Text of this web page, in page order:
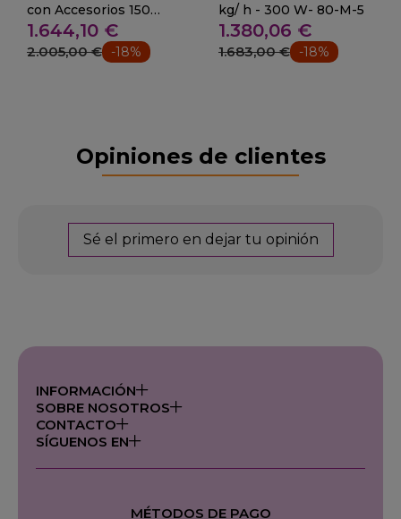
con Accesorios 150
kg/h 550 W.
1.644,10 €
2.005,00 € -18%
kg/ h - 300 W- 80-M-5
1.380,06 €
1.683,00 € -18%
Opiniones de clientes
Sé el primero en dejar tu opinión
INFORMACIÓN
SOBRE NOSOTROS
CONTACTO
SÍGUENOS EN
MÉTODOS DE PAGO